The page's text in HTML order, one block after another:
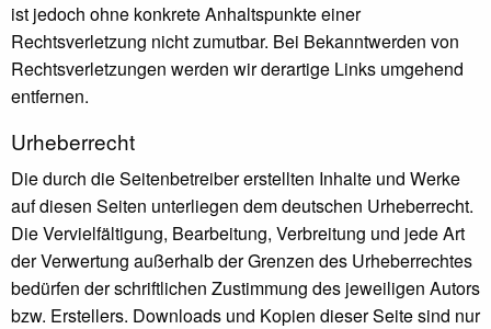
ist jedoch ohne konkrete Anhaltspunkte einer
Rechtsverletzung nicht zumutbar. Bei Bekanntwerden von
Rechtsverletzungen werden wir derartige Links umgehend
entfernen.
Urheberrecht
Die durch die Seitenbetreiber erstellten Inhalte und Werke
auf diesen Seiten unterliegen dem deutschen Urheberrecht.
Die Vervielfältigung, Bearbeitung, Verbreitung und jede Art
der Verwertung außerhalb der Grenzen des Urheberrechtes
bedürfen der schriftlichen Zustimmung des jeweiligen Autors
bzw. Erstellers. Downloads und Kopien dieser Seite sind nur